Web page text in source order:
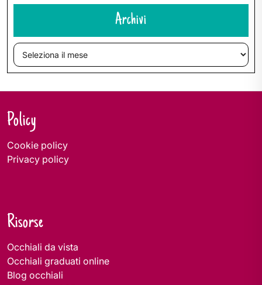
Archivi
Archivi
Policy
Cookie policy
Privacy policy
Risorse
Occhiali da vista
Occhiali graduati online
Blog occhiali